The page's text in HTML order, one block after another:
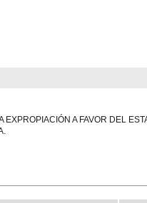
EXPROPIACIÓN A FAVOR DEL